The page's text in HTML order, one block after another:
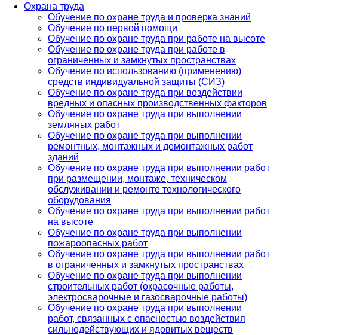
Охрана труда
Обучение по охране труда и проверка знаний
Обучение по первой помощи
Обучение по охране труда при работе на высоте
Обучение по охране труда при работе в
ограниченных и замкнутых пространствах
Обучение по использованию (применению)
средств индивидуальной защиты (СИЗ)
Обучение по охране труда при воздействии
вредных и опасных производственных факторов
Обучение по охране труда при выполнении
земляных работ
Обучение по охране труда при выполнении
ремонтных, монтажных и демонтажных работ
зданий
Обучение по охране труда при выполнении работ
при размещении, монтаже, техническом
обслуживании и ремонте технологического
оборудования
Обучение по охране труда при выполнении работ
на высоте
Обучение по охране труда при выполнении
пожароопасных работ
Обучение по охране труда при выполнении работ
в ограниченных и замкнутых пространствах
Обучение по охране труда при выполнении
строительных работ (окрасочные работы,
электросварочные и газосварочные работы)
Обучение по охране труда при выполнении
работ, связанных с опасностью воздействия
сильнодействующих и ядовитых веществ